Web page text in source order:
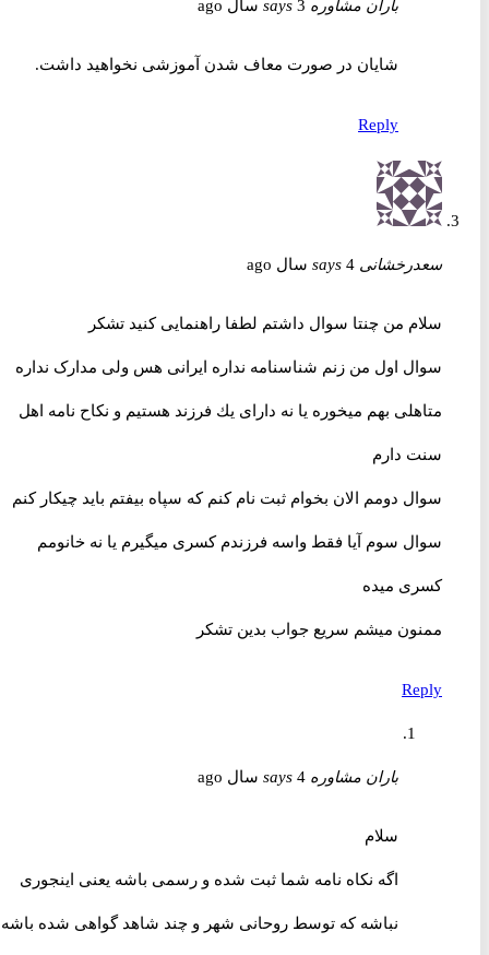
باران مشاوره says 3 سال ago
شایان در صورت معاف شدن آموزشی نخواهید داشت.
Reply
سعدرخشانی says 4 سال ago
سلام من چنتا سوال داشتم لطفا راهنمایی کنید تشکر
سوال اول من زنم شناسنامه نداره ایرانی هس ولی مدارک نداره
متاهلی بهم میخوره یا نه دارای یك فرزند هستیم و نکاح نامه اهل
سنت دارم
سوال دومم الان بخوام ثبت نام کنم که سپاه بیفتم باید چیکار کنم
سوال سوم آیا فقط واسه فرزندم کسری میگیرم یا نه خانومم
کسری میده
ممنون میشم سریع جواب بدین تشکر
Reply
باران مشاوره says 4 سال ago
سلام
اگه نکاه نامه شما ثبت شده و رسمی باشه یعنی اینجوری
نباشه که توسط روحانی شهر و چند شاهد گواهی شده باشه